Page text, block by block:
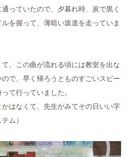
っていたので、夕暮れ時、炭で黒く
を握って、薄暗い坂道を走っていま
、この曲が流れる頃には教室を出な
で、早く帰ろうとものすごいスピー
て行っていました。
かはなくて、先生がみてその日いい字
ム）